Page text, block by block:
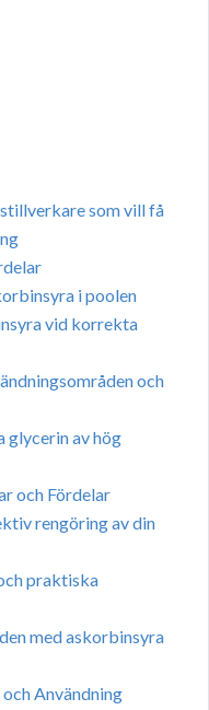
som vill få
i poolen
vid korrekta
och
glycerin av hög
och Fördelar
rengöring av din
praktiska
med askorbinsyra
Användning